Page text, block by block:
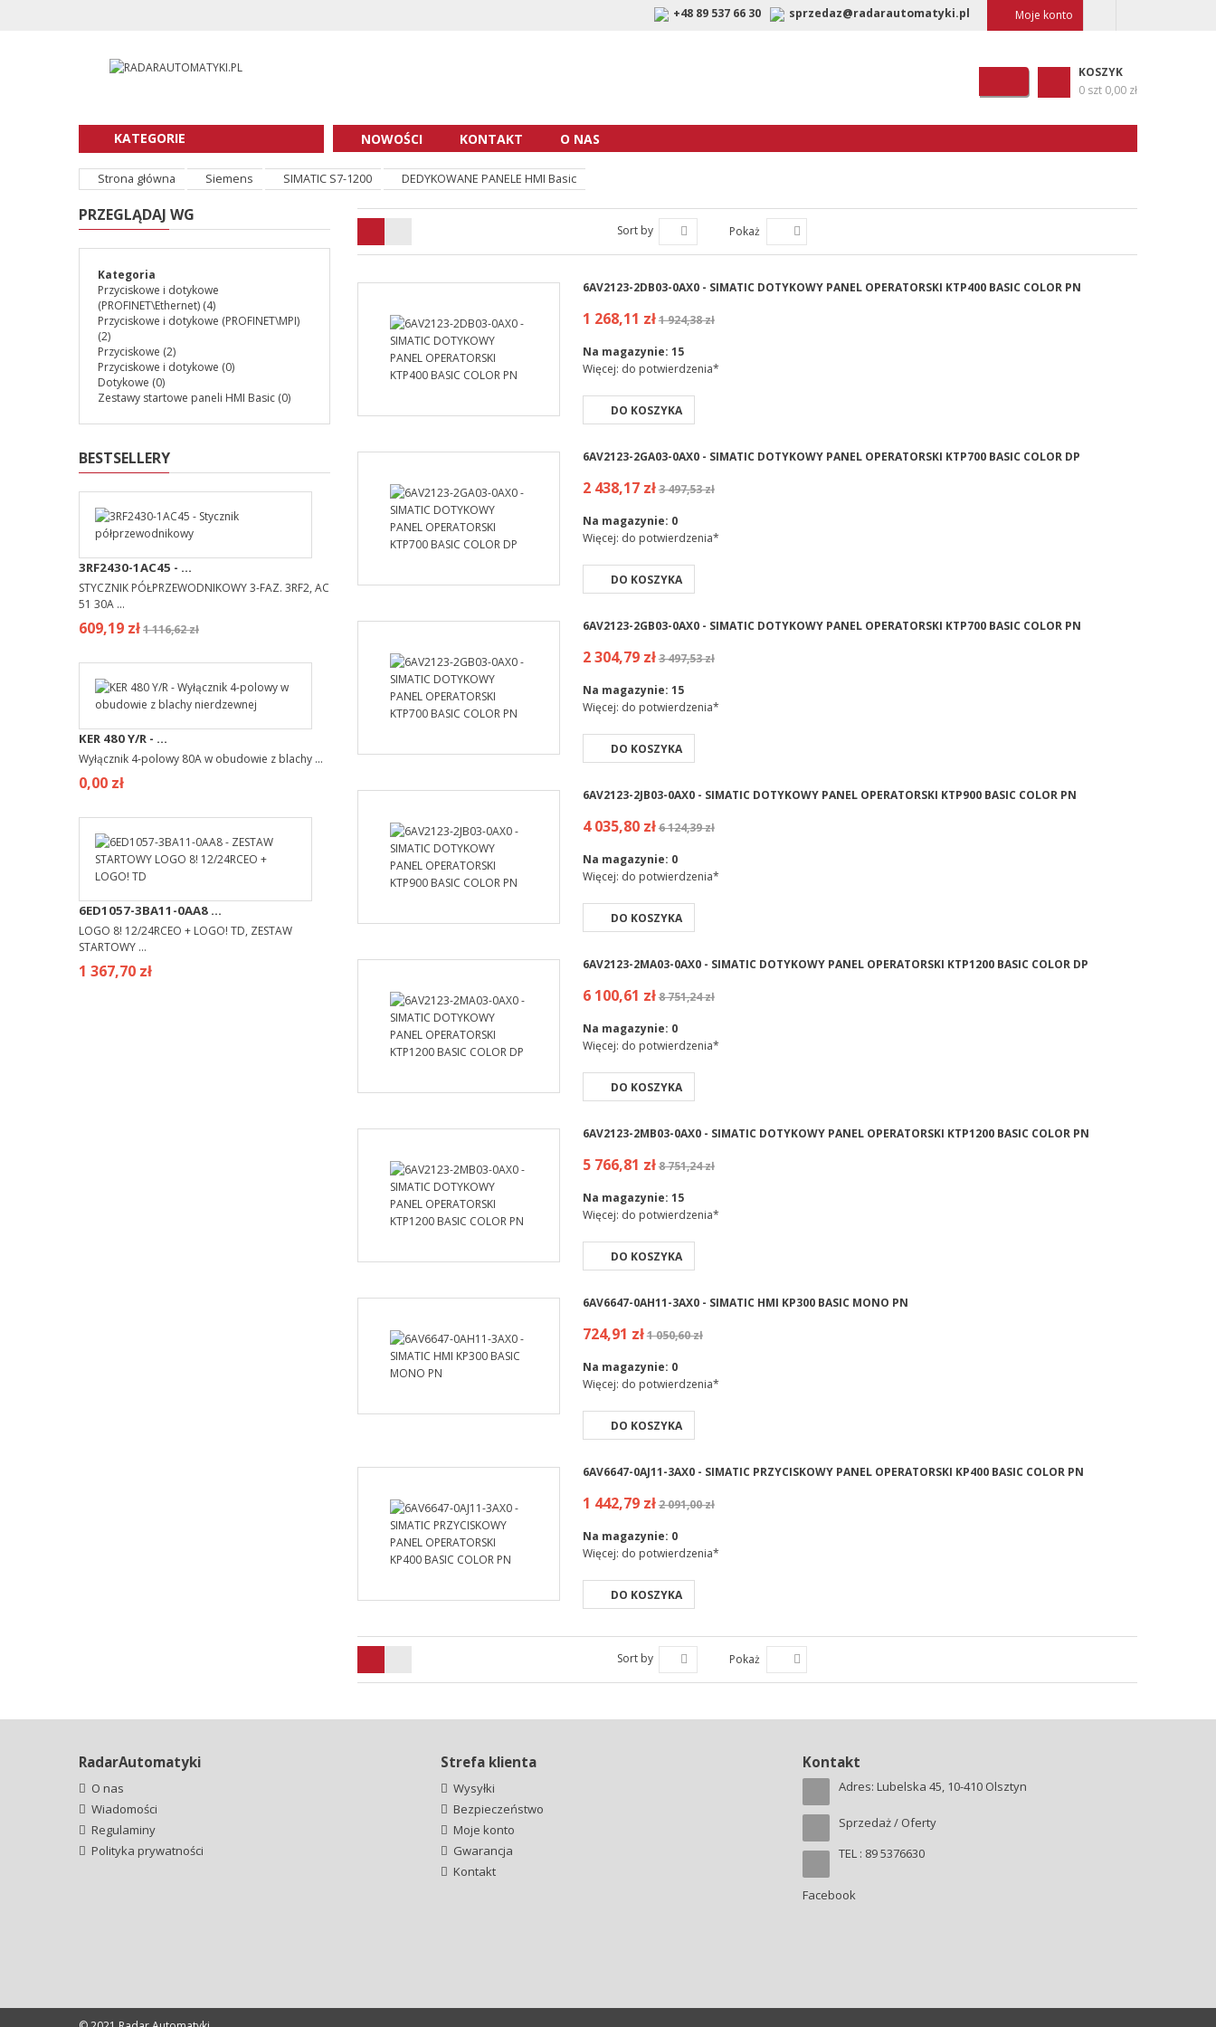
+48 89 537 66 30 sprzedaz@radarautomatyki.pl Moje konto
KOSZYK
0 szt 0,00 zł
KATEGORIE NOWOŚCI KONTAKT O NAS
Strona główna Siemens SIMATIC S7-1200 DEDYKOWANE PANELE HMI Basic
PRZEGLĄDAJ WG
Kategoria
Przyciskowe i dotykowe
(PROFINET\Ethernet) (4)
Przyciskowe i dotykowe (PROFINET\MPI)
(2)
Przyciskowe (2)
Przyciskowe i dotykowe (0)
Dotykowe (0)
Zestawy startowe paneli HMI Basic (0)
BESTSELLERY
3RF2430-1AC45 - ...
STYCZNIK PÓŁPRZEWODNIKOWY 3-FAZ. 3RF2, AC
51 30A ...
609,19 zł1 116,62 zł
KER 480 Y/R - ...
Wyłącznik 4-polowy 80A w obudowie z blachy ...
0,00 zł
6ED1057-3BA11-0AA8 ...
LOGO 8! 12/24RCEO + LOGO! TD, ZESTAW
STARTOWY ...
1 367,70 zł
Sort by Pokaż
6AV2123-2DB03-0AX0 - SIMATIC DOTYKOWY PANEL OPERATORSKI KTP400 BASIC COLOR PN
1 268,11 zł1 924,38 zł
Na magazynie: 15
Więcej: do potwierdzenia*
DO KOSZYKA
6AV2123-2GA03-0AX0 - SIMATIC DOTYKOWY PANEL OPERATORSKI KTP700 BASIC COLOR DP
2 438,17 zł3 497,53 zł
Na magazynie: 0
Więcej: do potwierdzenia*
DO KOSZYKA
6AV2123-2GB03-0AX0 - SIMATIC DOTYKOWY PANEL OPERATORSKI KTP700 BASIC COLOR PN
2 304,79 zł3 497,53 zł
Na magazynie: 15
Więcej: do potwierdzenia*
DO KOSZYKA
6AV2123-2JB03-0AX0 - SIMATIC DOTYKOWY PANEL OPERATORSKI KTP900 BASIC COLOR PN
4 035,80 zł6 124,39 zł
Na magazynie: 0
Więcej: do potwierdzenia*
DO KOSZYKA
6AV2123-2MA03-0AX0 - SIMATIC DOTYKOWY PANEL OPERATORSKI KTP1200 BASIC COLOR DP
6 100,61 zł8 751,24 zł
Na magazynie: 0
Więcej: do potwierdzenia*
DO KOSZYKA
6AV2123-2MB03-0AX0 - SIMATIC DOTYKOWY PANEL OPERATORSKI KTP1200 BASIC COLOR PN
5 766,81 zł8 751,24 zł
Na magazynie: 15
Więcej: do potwierdzenia*
DO KOSZYKA
6AV6647-0AH11-3AX0 - SIMATIC HMI KP300 BASIC MONO PN
724,91 zł1 050,60 zł
Na magazynie: 0
Więcej: do potwierdzenia*
DO KOSZYKA
6AV6647-0AJ11-3AX0 - SIMATIC PRZYCISKOWY PANEL OPERATORSKI KP400 BASIC COLOR PN
1 442,79 zł2 091,00 zł
Na magazynie: 0
Więcej: do potwierdzenia*
DO KOSZYKA
Sort by Pokaż
RadarAutomatyki
O nas
Wiadomości
Regulaminy
Polityka prywatności
Strefa klienta
Wysyłki
Bezpieczeństwo
Moje konto
Gwarancja
Kontakt
Kontakt
Adres: Lubelska 45, 10-410 Olsztyn
Sprzedaż / Oferty
TEL : 89 5376630
Facebook